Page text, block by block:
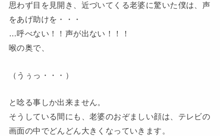
思わず目を見開き、近づいてくる老婆に驚いた僕は、声
をあげ助けを・・・
…呼べない！！声が出ない！！！
喉の奥で、
（うぅっ・・・）
と唸る事しか出来ません。
そうしている間にも、老婆のおぞましい顔は、テレビの
画面の中でどんどん大きくなっていきます。